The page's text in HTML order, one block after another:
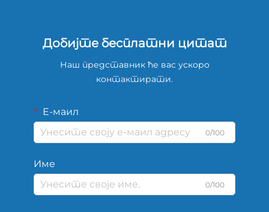
Добијте бесплатни цитат
Наш представник ће вас ускоро
контактирати.
Е-маил
0/100
Име
0/100